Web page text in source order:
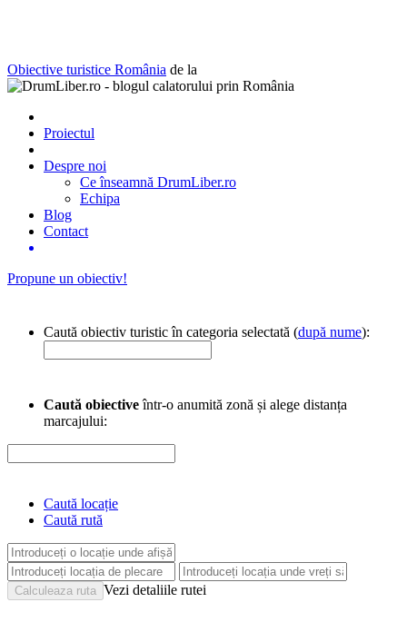
Obiective turistice România de la
Proiectul
Despre noi
Ce înseamnă DrumLiber.ro
Echipa
Blog
Contact
Propune un obiectiv!
Caută obiectiv turistic în categoria selectată (după nume):
Caută obiectiveîntr-o anumită zonă și alege distanța
marcajului:
Caută locație
Caută rută
Vezi detaliile rutei